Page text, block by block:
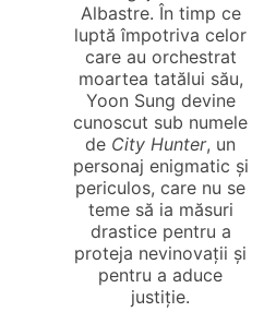
Albastre. În timp ce
luptă împotriva celor
care au orchestrat
moartea tatălui său,
Yoon Sung devine
cunoscut sub numele
de City Hunter, un
personaj enigmatic și
periculos, care nu se
teme să ia măsuri
drastice pentru a
proteja nevinovații și
pentru a aduce
justiție.